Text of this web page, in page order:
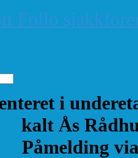
i
kalt Ås
Påmelding